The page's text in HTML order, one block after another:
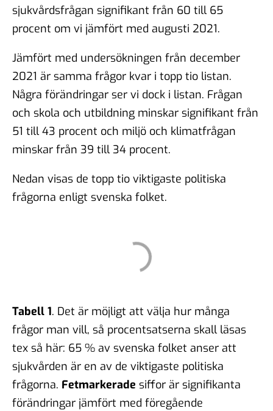
sjukvårdsfrågan signifikant från 60 till 65
procent om vi jämfört med augusti 2021.
Jämfört med undersökningen från december
2021 är samma frågor kvar i topp tio listan.
Några förändringar ser vi dock i listan. Frågan
och skola och utbildning minskar signifikant från
51 till 43 procent och miljö och klimatfrågan
minskar från 39 till 34 procent.
Nedan visas de topp tio viktigaste politiska
frågorna enligt svenska folket.
Tabell 1. Det är möjligt att välja hur många
frågor man vill, så procentsatserna skall läsas
tex så här: 65 % av svenska folket anser att
sjukvården är en av de viktigaste politiska
frågorna. Fetmarkerade siffor är signifikanta
förändringar jämfört med föregående